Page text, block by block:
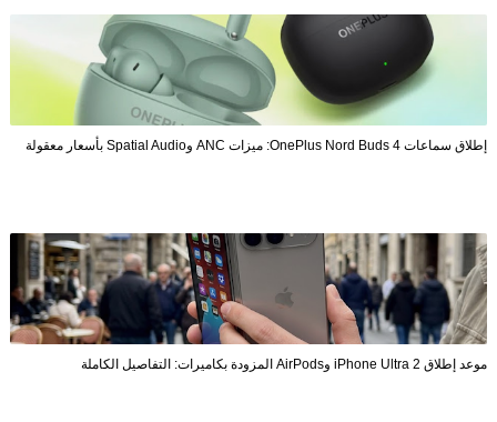
إطلاق سماعات OnePlus Nord Buds 4: ميزات ANC وSpatial Audio بأسعار معقولة
موعد إطلاق iPhone Ultra 2 وAirPods المزودة بكاميرات: التفاصيل الكاملة